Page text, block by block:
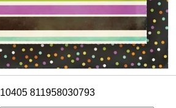
10405 811958030793